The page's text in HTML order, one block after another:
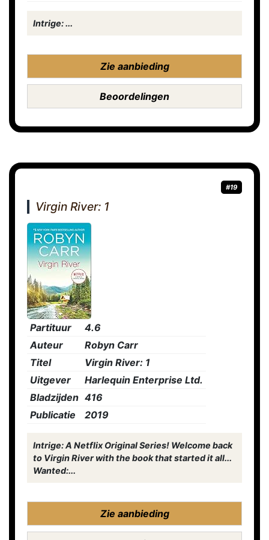
Intrige: ...
Zie aanbieding
Beoordelingen
#19
Virgin River: 1
Partituur
4.6
Auteur
Robyn Carr
Titel
Virgin River: 1
Uitgever
Harlequin Enterprise Ltd.
Bladzijden 416
Publicatie
2019
Intrige: A Netflix Original Series! Welcome back
to Virgin River with the book that started it all...
Wanted:...
Zie aanbieding